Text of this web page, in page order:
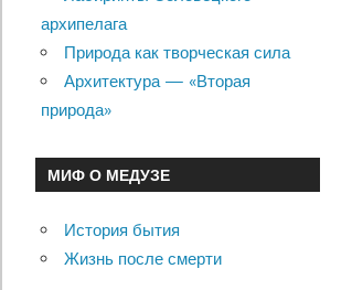
архипелага
Природа как творческая сила
Архитектура — «Вторая
природа»
МИФ О МЕДУЗЕ
История бытия
Жизнь после смерти